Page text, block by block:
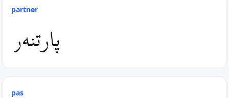
partner
پارتنه‌ر
pas